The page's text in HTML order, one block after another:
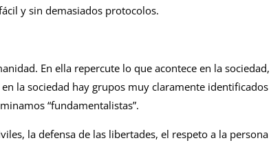
y sin demasiados protocolos.
En ella repercute lo que acontece en la sociedad,
la sociedad hay grupos muy claramente identificados
“fundamentalistas”.
la defensa de las libertades, el respeto a la persona